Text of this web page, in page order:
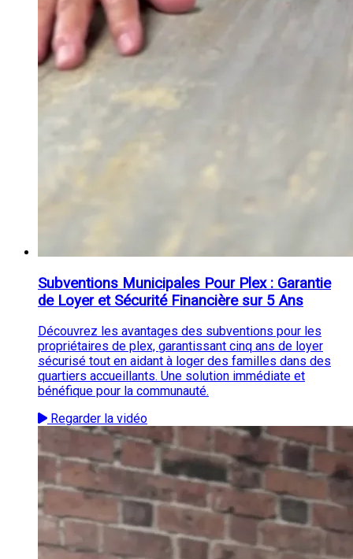
Subventions Municipales Pour Plex : Garantie
de Loyer et Sécurité Financière sur 5 Ans
Découvrez les avantages des subventions pour les
propriétaires de plex, garantissant cinq ans de loyer
sécurisé tout en aidant à loger des familles dans des
quartiers accueillants. Une solution immédiate et
bénéfique pour la communauté.
Regarder la vidéo